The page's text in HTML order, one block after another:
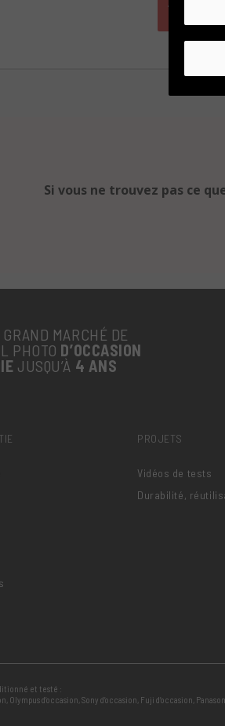
Si vous ne trouvez pas ce
MARCHÉ DE
PHOTO D’OCCASION
JUSQU’À 4 ANS
PROJETS
Vidéos de tests
Durabilité,
et testé :
, Olympus d’occasion,Sony d’occasion, Fuji d’occasion,